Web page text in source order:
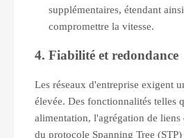
supplémentaires, étendant
compromettre la vitesse.
4. Fiabilité et redondance
Les réseaux d'entreprise exigent
élevée. Des fonctionnalités telles
alimentation, l'agrégation de liens
du protocole Spanning Tree